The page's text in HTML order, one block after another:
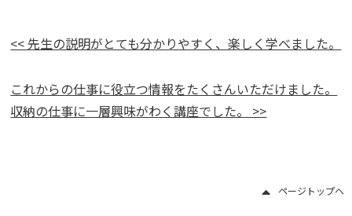
<< 先生の説明がとても分かりやすく、楽しく学べました。
これからの仕事に役立つ情報をたくさんいただけました。
収納の仕事に一層興味がわく講座でした。 >>
ページトップヘ